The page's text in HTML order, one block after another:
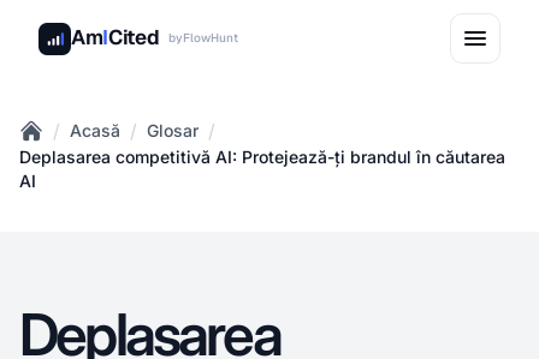
AmICited byFlowHunt
Home
/ Acasă / Glosar /
Deplasarea competitivă AI: Protejează-ți brandul în căutarea
AI
Deplasarea